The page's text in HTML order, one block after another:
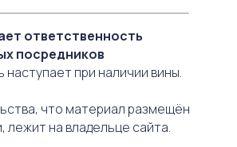
ответственность
посредников
при наличии вины.
что материал размещён
лежит на владельце сайта.